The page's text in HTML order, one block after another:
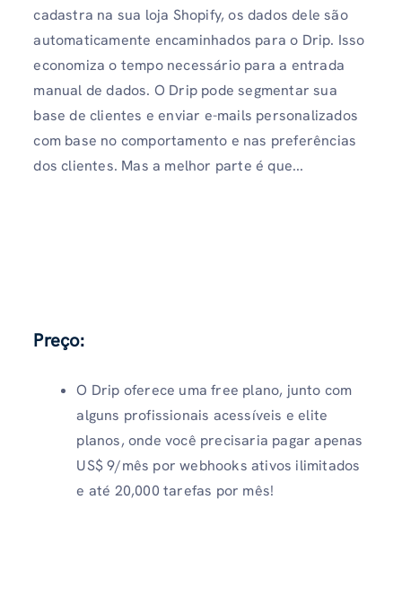
cadastra na sua loja Shopify, os dados dele são
automaticamente encaminhados para o Drip. Isso
economiza o tempo necessário para a entrada
manual de dados. O Drip pode segmentar sua
base de clientes e enviar e-mails personalizados
com base no comportamento e nas preferências
dos clientes. Mas a melhor parte é que...
Preço:
O Drip oferece uma free plano, junto com
alguns profissionais acessíveis e elite
planos, onde você precisaria pagar apenas
US$ 9/mês por webhooks ativos ilimitados
e até 20,000 tarefas por mês!